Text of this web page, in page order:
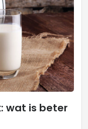
wat is beter